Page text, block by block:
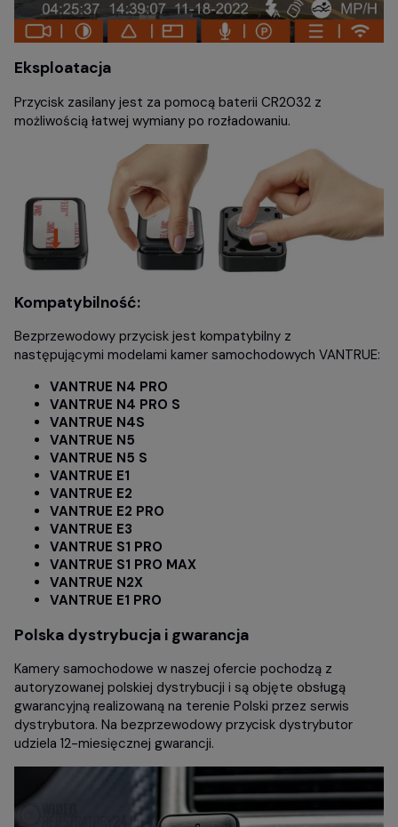
Eksploatacja
Przycisk zasilany jest za pomocą baterii CR2032 z
możliwością łatwej wymiany po rozładowaniu.
Kompatybilność:
Bezprzewodowy przycisk jest kompatybilny z
następującymi modelami kamer samochodowych VANTRUE:
VANTRUE N4 PRO
VANTRUE N4 PRO S
VANTRUE N4S
VANTRUE N5
VANTRUE N5 S
VANTRUE E1
VANTRUE E2
VANTRUE E2 PRO
VANTRUE E3
VANTRUE S1 PRO
VANTRUE S1 PRO MAX
VANTRUE N2X
VANTRUE E1 PRO
Polska dystrybucja i gwarancja
Kamery samochodowe w naszej ofercie pochodzą z
autoryzowanej polskiej dystrybucji i są objęte obsługą
gwarancyjną realizowaną na terenie Polski przez serwis
dystrybutora. Na bezprzewodowy przycisk dystrybutor
udziela 12-miesięcznej gwarancji.